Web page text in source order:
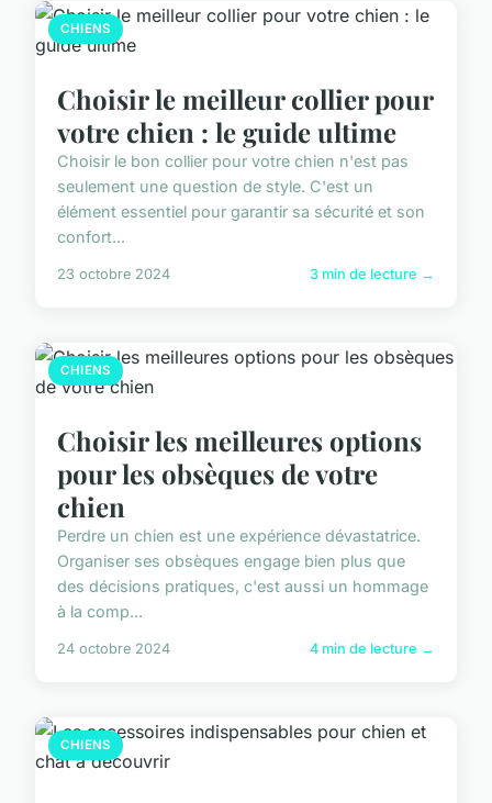
CHIENS
Choisir le meilleur collier pour
votre chien : le guide ultime
Choisir le bon collier pour votre chien n'est pas
seulement une question de style. C'est un
élément essentiel pour garantir sa sécurité et son
confort...
23 octobre 2024 3 min de lecture →
CHIENS
Choisir les meilleures options
pour les obsèques de votre
chien
Perdre un chien est une expérience dévastatrice.
Organiser ses obsèques engage bien plus que
des décisions pratiques, c'est aussi un hommage
à la comp...
24 octobre 2024 4 min de lecture →
CHIENS